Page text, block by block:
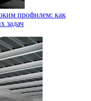
профилем: как
задач